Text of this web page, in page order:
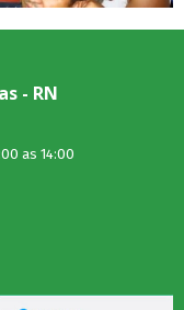
- RN
as 14:00